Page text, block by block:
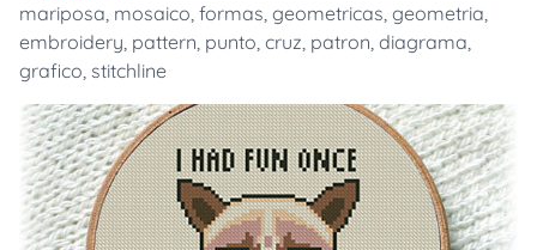
mariposa, mosaico, formas, geometricas, geometria,
embroidery, pattern, punto, cruz, patron, diagrama,
grafico, stitchline